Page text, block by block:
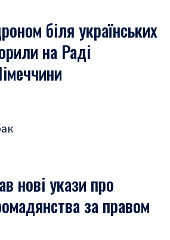
біля українських
на Раді
нові укази про
за правом